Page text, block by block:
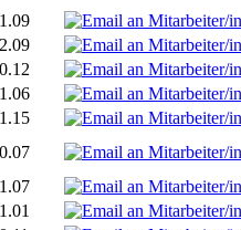
1.09
2.09
0.12
1.06
1.15
0.07
1.07
1.01